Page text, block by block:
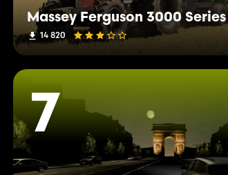
Massey Ferguson 3000 Series
14 820
7